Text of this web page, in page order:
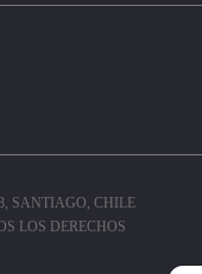
SANTIAGO, CHILE
LOS DERECHOS